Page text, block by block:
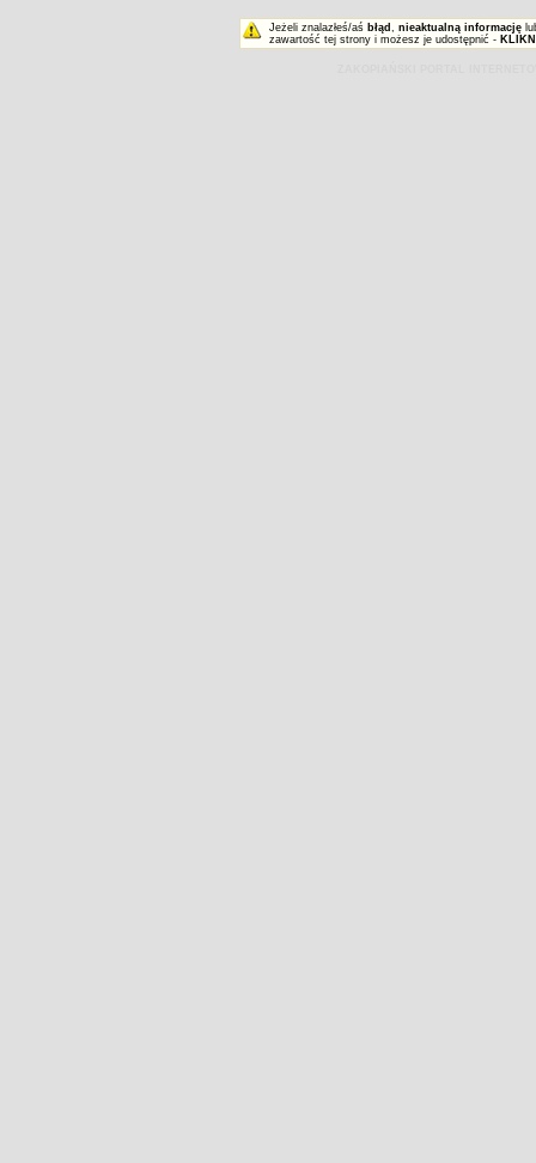
Jeżeli znalazłeś/aś błąd , nieaktualną informację
zawartość tej strony i możesz je udostępnić -